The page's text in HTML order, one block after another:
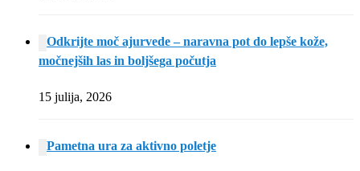
Odkrijte moč ajurvede – naravna pot do lepše kože,
močnejših las in boljšega počutja
15 julija, 2026
Pametna ura za aktivno poletje